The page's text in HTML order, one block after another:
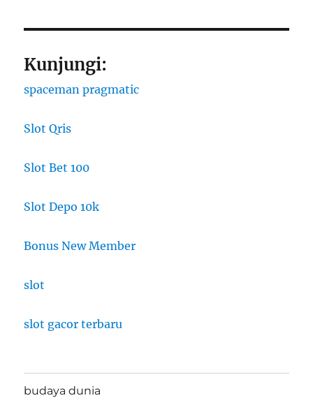
Kunjungi:
spaceman pragmatic
Slot Qris
Slot Bet 100
Slot Depo 10k
Bonus New Member
slot
slot gacor terbaru
budaya dunia